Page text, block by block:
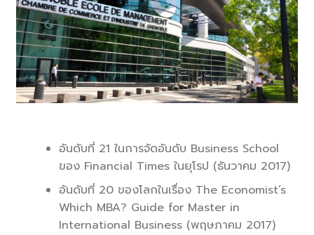
อันดับที่ 21 ในการจัดอันดับ Business School
ของ Financial Times ในยุโรป (ธันวาคม 2017)
อันดับที่ 20 ของโลกในเรื่อง The Economist’s
Which MBA? Guide for Master in
International Business (พฤษภาคม 2017)